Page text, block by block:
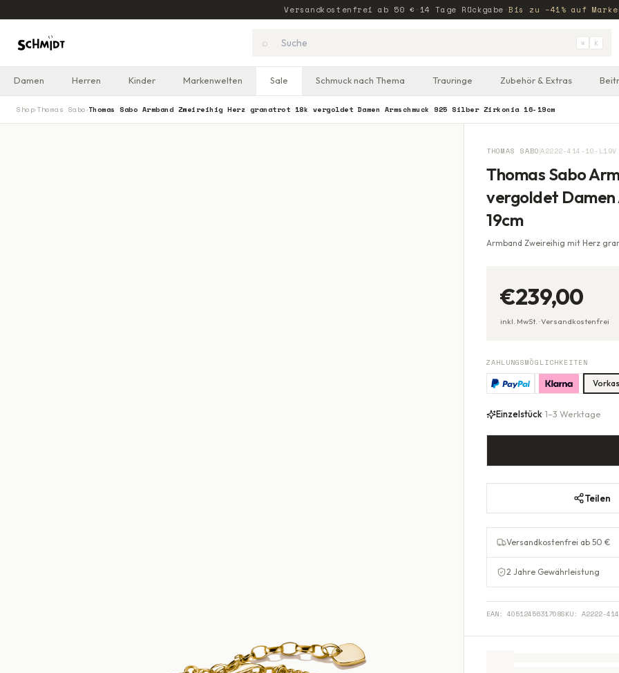
Versandkostenfrei ab 50 € · 14 Tage Rückgabe ·Bis zu −41% auf
⌕ ⌘ K
Damen Herren Kinder Markenwelten Sale Schmuck nach Thema Trauringe Zubehör & Extras
Shop›Thomas Sabo ›Thomas Sabo Armband Zweireihig Herz granatrot 18k vergoldet Damen Armschmuck 925 Silber Zirkonia 16-19cm
THOMAS SABO A2222-414-10-L19V
Thomas Sabo
vergoldet Damen
19cm
Armband Zweireihig mit Herz
€239,00
inkl. MwSt. ·Versandkostenfrei
ZAHLUNGSMÖGLICHKEITEN
Einzelstück· 1–3 Werktage
Teilen
Versandkostenfrei ab 50 €
2 Jahre Gewährleistung
EAN: 4051245631708SKU: A2222-